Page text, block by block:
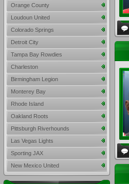
Orange County
Loudoun United
Colorado Springs
Detroit City
Tampa Bay Rowdies
Charleston
Birmingham Legion
Monterey Bay
Rhode Island
Oakland Roots
Pittsburgh Riverhounds
Las Vegas Lights
Sporting JAX
New Mexico United